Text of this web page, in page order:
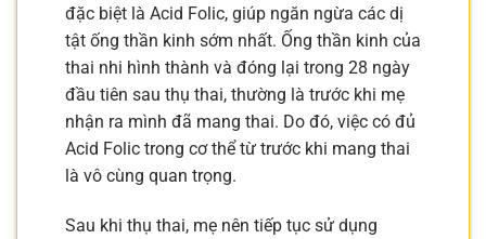
đặc biệt là Acid Folic, giúp ngăn ngừa các dị
tật ống thần kinh sớm nhất. Ống thần kinh của
thai nhi hình thành và đóng lại trong 28 ngày
đầu tiên sau thụ thai, thường là trước khi mẹ
nhận ra mình đã mang thai. Do đó, việc có đủ
Acid Folic trong cơ thể từ trước khi mang thai
là vô cùng quan trọng.
Sau khi thụ thai, mẹ nên tiếp tục sử dụng